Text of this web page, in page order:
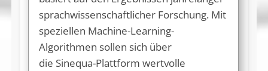
sprachwissenschaftlicher Forschung. Mit
speziellen Machine-Learning-
Algorithmen sollen sich über
die Sinequa-Plattform wertvolle